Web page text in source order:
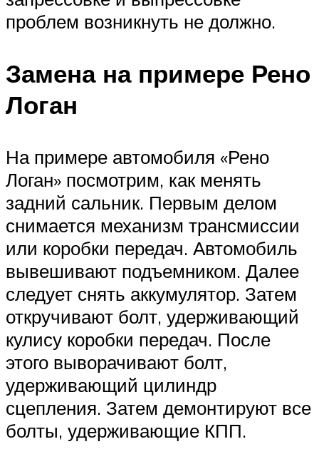
проблем возникнуть не должно.
Замена на примере Рено
Логан
На примере автомобиля «Рено
Логан» посмотрим, как менять
задний сальник. Первым делом
снимается механизм трансмиссии
или коробки передач. Автомобиль
вывешивают подъемником. Далее
следует снять аккумулятор. Затем
откручивают болт, удерживающий
кулису коробки передач. После
этого выворачивают болт,
удерживающий цилиндр
сцепления. Затем демонтируют все
болты, удерживающие КПП.